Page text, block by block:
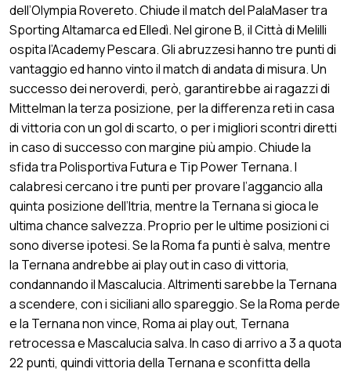
dell’Olympia Rovereto. Chiude il match del PalaMaser tra
Sporting Altamarca ed Elledì. Nel girone B, il Città di Melilli
ospita l’Academy Pescara. Gli abruzzesi hanno tre punti di
vantaggio ed hanno vinto il match di andata di misura. Un
successo dei neroverdi, però, garantirebbe ai ragazzi di
Mittelman la terza posizione, per la differenza reti in casa
di vittoria con un gol di scarto, o per i migliori scontri diretti
in caso di successo con margine più ampio. Chiude la
sfida tra Polisportiva Futura e Tip Power Ternana. I
calabresi cercano i tre punti per provare l’aggancio alla
quinta posizione dell’Itria, mentre la Ternana si gioca le
ultima chance salvezza. Proprio per le ultime posizioni ci
sono diverse ipotesi. Se la Roma fa punti è salva, mentre
la Ternana andrebbe ai play out in caso di vittoria,
condannando il Mascalucia. Altrimenti sarebbe la Ternana
a scendere, con i siciliani allo spareggio. Se la Roma perde
e la Ternana non vince, Roma ai play out, Ternana
retrocessa e Mascalucia salva. In caso di arrivo a 3 a quota
22 punti, quindi vittoria della Ternana e sconfitta della